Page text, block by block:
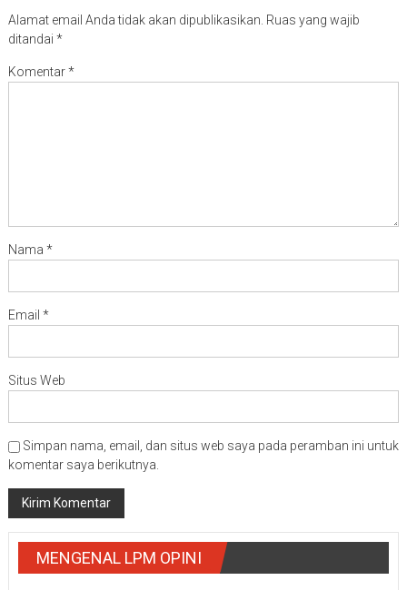
Alamat email Anda tidak akan dipublikasikan. Ruas yang wajib
ditandai *
Komentar*
Nama *
Email *
Situs Web
Simpan nama, email, dan situs web saya pada peramban ini untuk
komentar saya berikutnya.
MENGENAL LPM OPINI